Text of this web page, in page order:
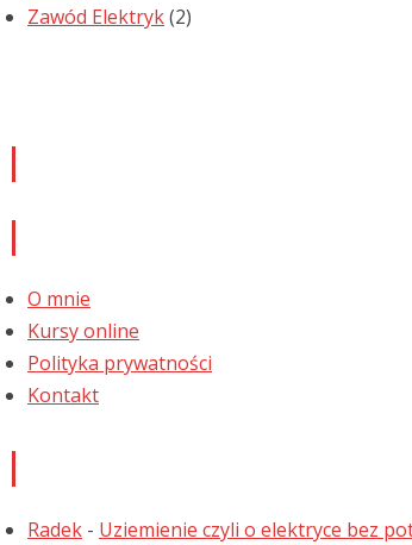
Zawód Elektryk(2)
O mnie
Kursy online
Polityka prywatności
Kontakt
Radek - Uziemienie czyli o elektryce bez